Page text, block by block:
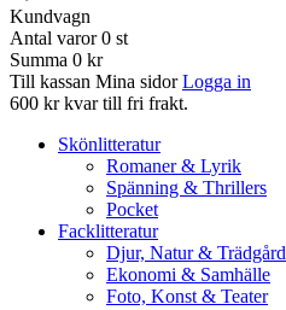
Kundvagn
Antal varor 0 st
Summa 0 kr
Till kassan Mina sidor Logga in
600 kr kvar till fri frakt.
Skönlitteratur
Romaner & Lyrik
Spänning & Thrillers
Pocket
Facklitteratur
Djur, Natur & Trädgård
Ekonomi & Samhälle
Foto, Konst & Teater